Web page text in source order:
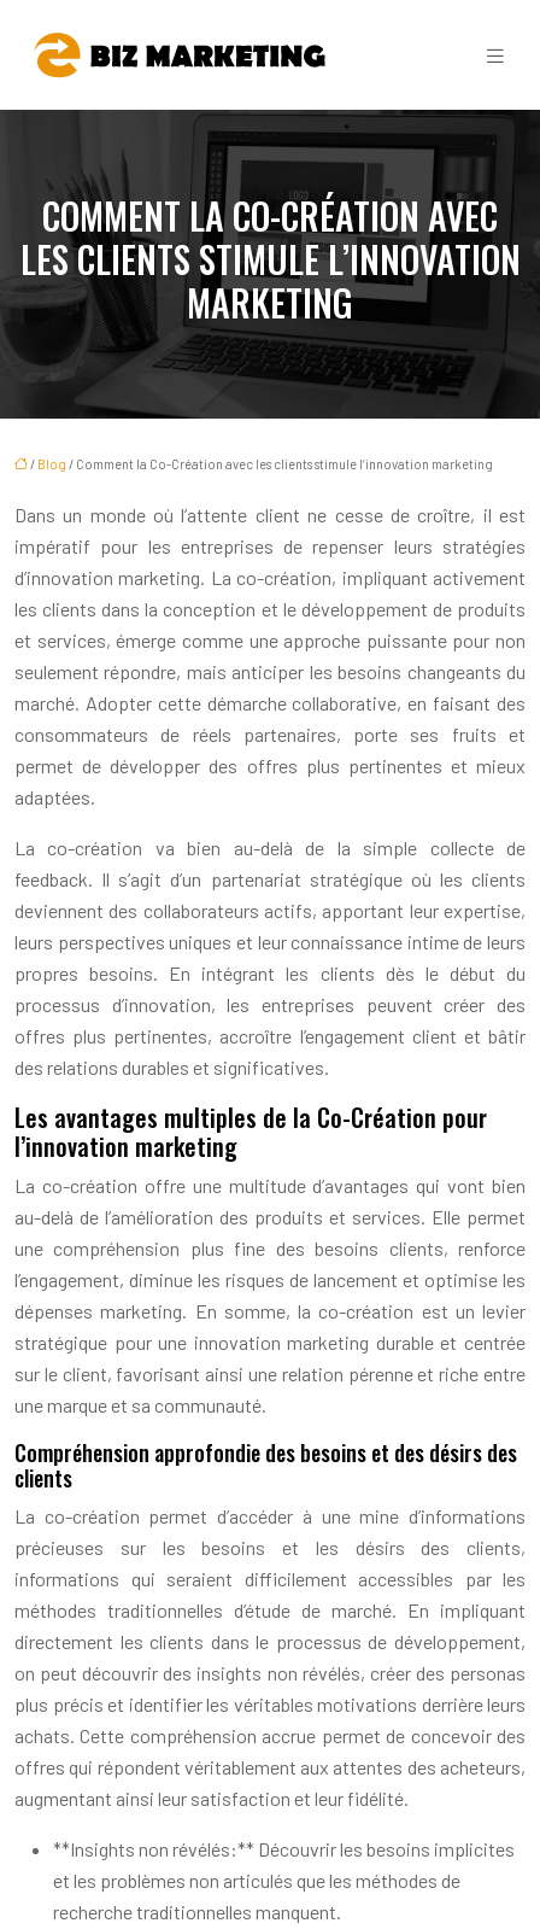
COMMENT LA CO-CRÉATION AVEC
LES CLIENTS STIMULE L’INNOVATION
MARKETING
/ Blog / Comment la Co-Création avec les clients stimule l’innovation marketing
Dans un monde où l’attente client ne cesse de croître, il est
impératif pour les entreprises de repenser leurs stratégies
d’innovation marketing. La co-création, impliquant activement
les clients dans la conception et le développement de produits
et services, émerge comme une approche puissante pour non
seulement répondre, mais anticiper les besoins changeants du
marché. Adopter cette démarche collaborative, en faisant des
consommateurs de réels partenaires, porte ses fruits et
permet de développer des offres plus pertinentes et mieux
adaptées.
La co-création va bien au-delà de la simple collecte de
feedback. Il s’agit d’un partenariat stratégique où les clients
deviennent des collaborateurs actifs, apportant leur expertise,
leurs perspectives uniques et leur connaissance intime de leurs
propres besoins. En intégrant les clients dès le début du
processus d’innovation, les entreprises peuvent créer des
offres plus pertinentes, accroître l’engagement client et bâtir
des relations durables et significatives.
Les avantages multiples de la Co-Création pour
l’innovation marketing
La co-création offre une multitude d’avantages qui vont bien
au-delà de l’amélioration des produits et services. Elle permet
une compréhension plus fine des besoins clients, renforce
l’engagement, diminue les risques de lancement et optimise les
dépenses marketing. En somme, la co-création est un levier
stratégique pour une innovation marketing durable et centrée
sur le client, favorisant ainsi une relation pérenne et riche entre
une marque et sa communauté.
Compréhension approfondie des besoins et des désirs des
clients
La co-création permet d’accéder à une mine d’informations
précieuses sur les besoins et les désirs des clients,
informations qui seraient difficilement accessibles par les
méthodes traditionnelles d’étude de marché. En impliquant
directement les clients dans le processus de développement,
on peut découvrir des insights non révélés, créer des personas
plus précis et identifier les véritables motivations derrière leurs
achats. Cette compréhension accrue permet de concevoir des
offres qui répondent véritablement aux attentes des acheteurs,
augmentant ainsi leur satisfaction et leur fidélité.
**Insights non révélés:** Découvrir les besoins implicites
et les problèmes non articulés que les méthodes de
recherche traditionnelles manquent.